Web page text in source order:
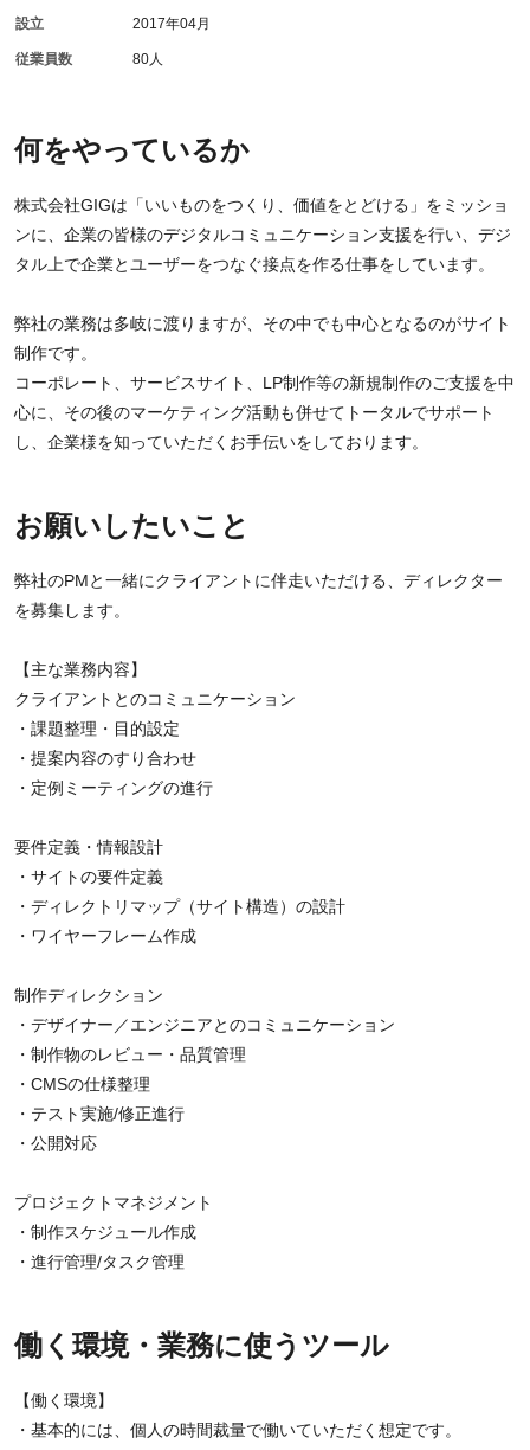
何をやっているか
株式会社GIGは「いいものをつくり、価値をとどける」をミッショ
ンに、企業の皆様のデジタルコミュニケーション支援を行い、デジ
タル上で企業とユーザーをつなぐ接点を作る仕事をしています。
弊社の業務は多岐に渡りますが、その中でも中心となるのがサイト
制作です。
コーポレート、サービスサイト、LP制作等の新規制作のご支援を中
心に、その後のマーケティング活動も併せてトータルでサポート
し、企業様を知っていただくお手伝いをしております。
お願いしたいこと
弊社のPMと一緒にクライアントに伴走いただける、ディレクター
を募集します。
【主な業務内容】
クライアントとのコミュニケーション
・課題整理・目的設定
・提案内容のすり合わせ
・定例ミーティングの進行
要件定義・情報設計
・サイトの要件定義
・ディレクトリマップ（サイト構造）の設計
・ワイヤーフレーム作成
制作ディレクション
・デザイナー／エンジニアとのコミュニケーション
・制作物のレビュー・品質管理
・CMSの仕様整理
・テスト実施/修正進行
・公開対応
プロジェクトマネジメント
・制作スケジュール作成
・進行管理/タスク管理
働く環境・業務に使うツール
【働く環境】
・基本的には、個人の時間裁量で働いていただく想定です。
設立 2017年04月
従業員数 80人